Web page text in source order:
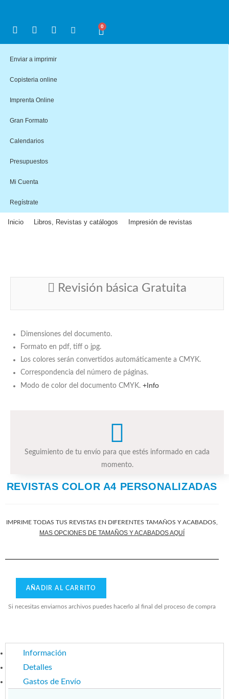
0
Enviar a imprimir
Copisteria online
Imprenta Online
Gran Formato
Calendarios
Presupuestos
Mi Cuenta
Regístrate
Inicio Libros, Revistas y catálogos Impresión de revistas
Revisión básica Gratuita
Dimensiones del documento.
Formato en pdf, tiff o jpg.
Los colores serán convertidos automáticamente a CMYK.
Correspondencia del número de páginas.
Modo de color del documento CMYK. +Info
Seguimiento de tu envío para que estés informado en cada
momento.
REVISTAS COLOR A4 PERSONALIZADAS
IMPRIME TODAS TUS REVISTAS EN DIFERENTES TAMAÑOS Y ACABADOS,
MAS OPCIONES DE TAMAÑOS Y ACABADOS AQUÍ
AÑADIR AL CARRITO
Si necesitas enviarnos archivos puedes hacerlo al final del proceso de compra
Información
Detalles
Gastos de Envío